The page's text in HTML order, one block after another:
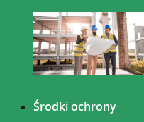
Środki ochrony